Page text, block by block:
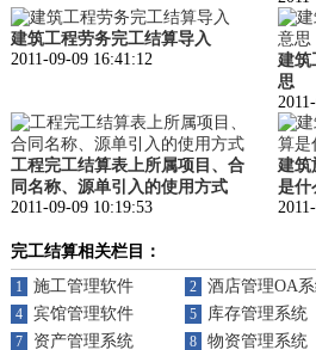
建筑工程劳务完工结算导入
2011-09-09 16:41:12
建筑
思
工程完工结算表上所属项目、合
同名称、源单引入的使用方式
2011-09-09 10:19:53
建筑
是什
完工结算相关栏目：
1 施工管理软件 2 酒店管理OA
4 宾馆管理软件 5 库存管理系统
7 资产管理系统 8 物资管理系统